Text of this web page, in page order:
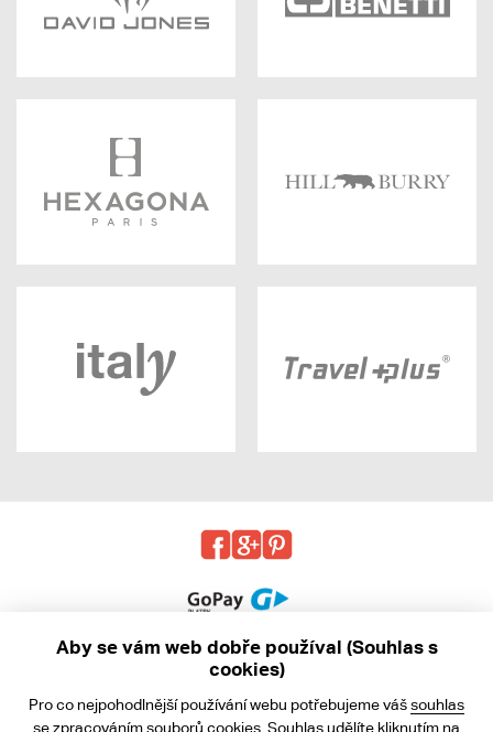
Aby se vám web dobře používal (Souhlas s
cookies)
Pro co nejpohodlnější používání webu potřebujeme vášsouhlas
se zpracováním souborů cookies. Souhlas udělíte kliknutím na